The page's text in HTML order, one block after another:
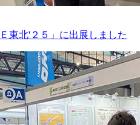
東北'２５」に出展しました